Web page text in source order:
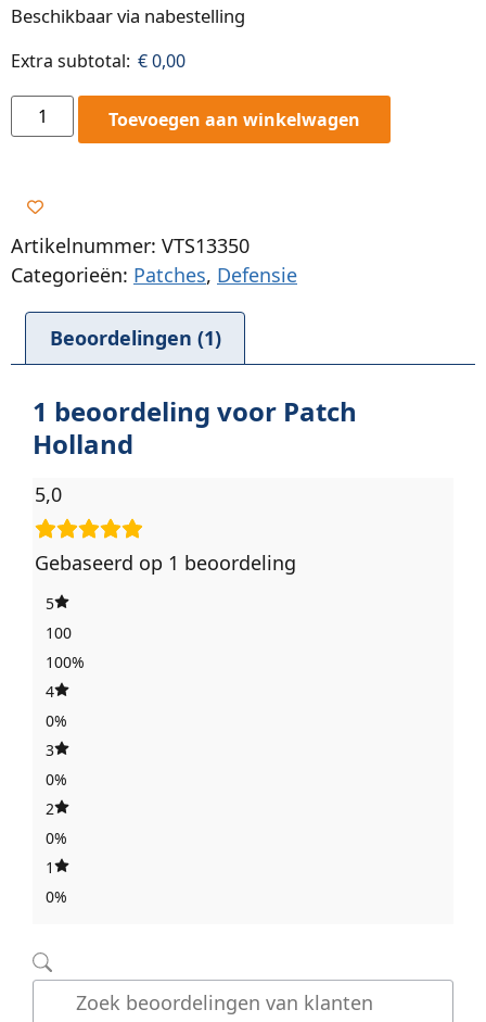
Beschikbaar via nabestelling
Extra subtotal: €0,00
Toevoegen aan winkelwagen
Artikelnummer: VTS13350
Categorieën: Patches, Defensie
Beoordelingen (1)
1 beoordeling voor Patch
Holland
5,0
Gebaseerd op 1 beoordeling
5
100
100%
4
0%
3
0%
2
0%
1
0%